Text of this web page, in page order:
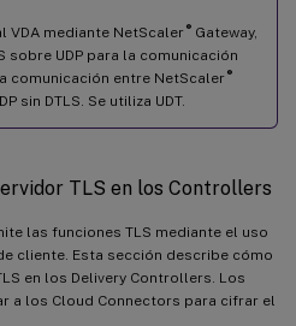
VDA mediante NetScaler ®Gateway,
sobre UDP para la comunicación
comunicación entre NetScaler ®
sin DTLS. Se utiliza UDT.
TLS en los Controllers
las funciones TLS mediante el uso
cliente. Esta sección describe cómo
en los Delivery Controllers. Los
a los Cloud Connectors para cifrar el